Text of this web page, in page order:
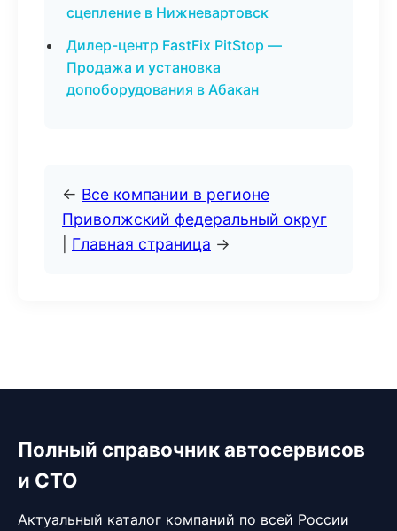
сцепление в Нижневартовск
Дилер-центр FastFix PitStop —
Продажа и установка
допоборудования в Абакан
← Все компании в регионе
Приволжский федеральный округ
Главная страница →
Полный справочник автосервисов
и СТО
Актуальный каталог компаний по всей России